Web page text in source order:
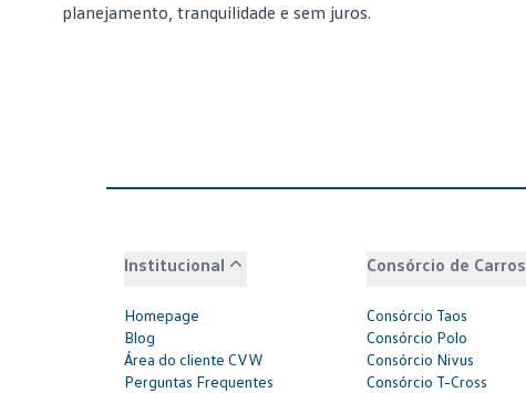
planejamento, tranquilidade e sem juros.
Institucional
Homepage
Blog
Área do cliente CVW
Perguntas Frequentes
Consórcio de Carros
Consórcio Taos
Consórcio Polo
Consórcio Nivus
Consórcio T-Cross